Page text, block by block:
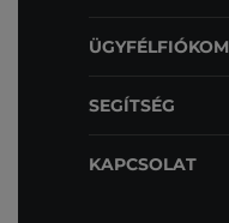
ÜGYFÉLFIÓKOM
SEGÍTSÉG
KAPCSOLAT